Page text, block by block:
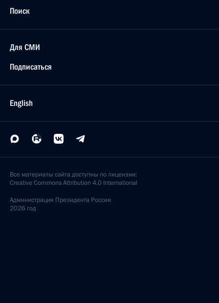
Поиск
Для СМИ
Подписаться
English
Все материалы сайта доступны по лицензии:
Creative Commons Attribution 4.0 International
Администрация Президента России
2026 год